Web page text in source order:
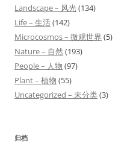
Landscape – 风光(134)
Life – 生活(142)
Microcosmos – 微观世界 (5)
Nature – 自然 (193)
People – 人物 (97)
Plant – 植物 (55)
Uncategorized – 未分类(3)
归档